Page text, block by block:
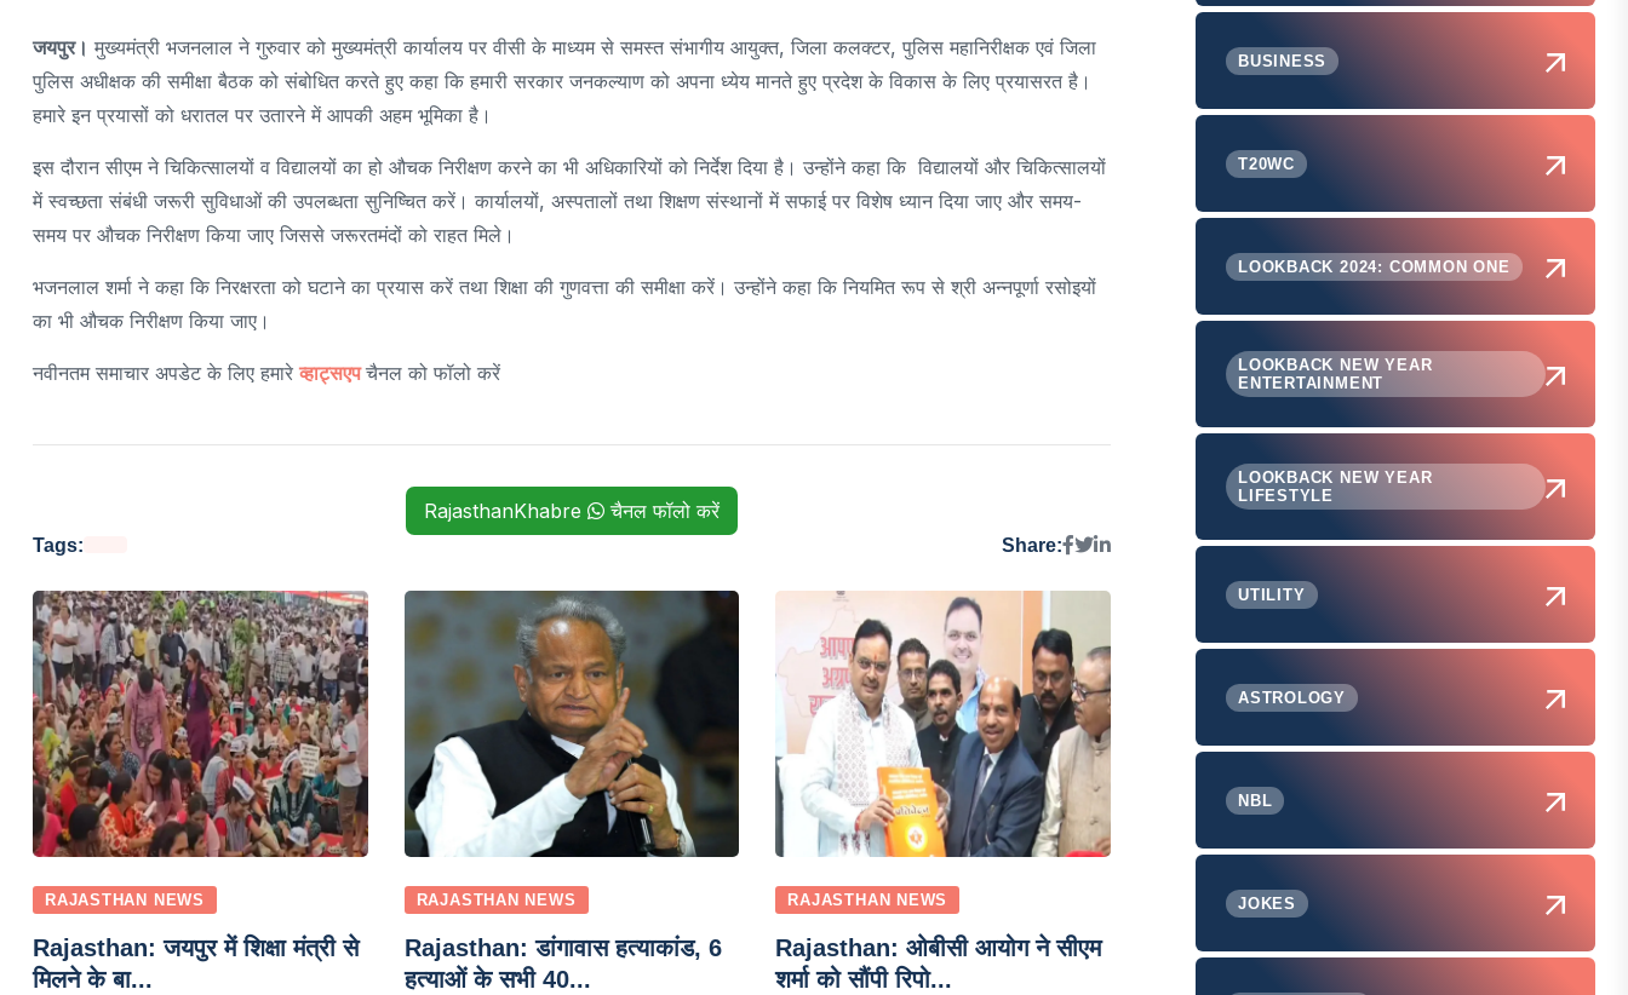
जयपुर। मुख्यमंत्री भजनलाल ने गुरुवार को मुख्यमंत्री कार्यालय पर वीसी के माध्यम से समस्त संभागीय आयुक्त, जिला कलक्टर, पुलिस महानिरीक्षक एवं जिला
पुलिस अधीक्षक की समीक्षा बैठक को संबोधित करते हुए कहा कि हमारी सरकार जनकल्याण को अपना ध्येय मानते हुए प्रदेश के विकास के लिए प्रयासरत है।
हमारे इन प्रयासों को धरातल पर उतारने में आपकी अहम भूमिका है।
इस दौरान सीएम ने चिकित्सालयों व विद्यालयों का हो औचक निरीक्षण करने का भी अधिकारियों को निर्देश दिया है। उन्होंने कहा कि विद्यालयों और चिकित्सालयों
में स्वच्छता संबंधी जरूरी सुविधाओं की उपलब्धता सुनिष्चित करें। कार्यालयों, अस्पतालों तथा शिक्षण संस्थानों में सफाई पर विशेष ध्यान दिया जाए और समय-
समय पर औचक निरीक्षण किया जाए जिससे जरूरतमंदों को राहत मिले।
भजनलाल शर्मा ने कहा कि निरक्षरता को घटाने का प्रयास करें तथा शिक्षा की गुणवत्ता की समीक्षा करें। उन्होंने कहा कि नियमित रूप से श्री अन्नपूर्णा रसोइयों
का भी औचक निरीक्षण किया जाए।
नवीनतम समाचार अपडेट के लिए हमारे व्हाट्सएप चैनल को फॉलो करें
RajasthanKhabre चैनल फॉलो करें
Tags: Share:
RAJASTHAN NEWS
Rajasthan: जयपुर में शिक्षा मंत्री से
मिलने के बा...
RAJASTHAN NEWS
Rajasthan: डांगावास हत्याकांड, 6
हत्याओं के सभी 40...
RAJASTHAN NEWS
Rajasthan: ओबीसी आयोग ने सीएम
शर्मा को सौंपी रिपो...
BUSINESS
T20WC
LOOKBACK 2024: COMMON ONE
LOOKBACK NEW YEAR
ENTERTAINMENT
LOOKBACK NEW YEAR
LIFESTYLE
UTILITY
ASTROLOGY
NBL
JOKES